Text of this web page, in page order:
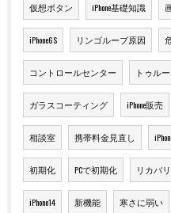
仮想ボタン iPhone基礎知識
iPhone6S リンゴループ原因
コントロールセンター トゥル
ガラスコーティング iPhone販売
相談室 携帯料金見直し
初期化 PCで初期化 リカバ
iPhone14 新機能 寒さに弱い